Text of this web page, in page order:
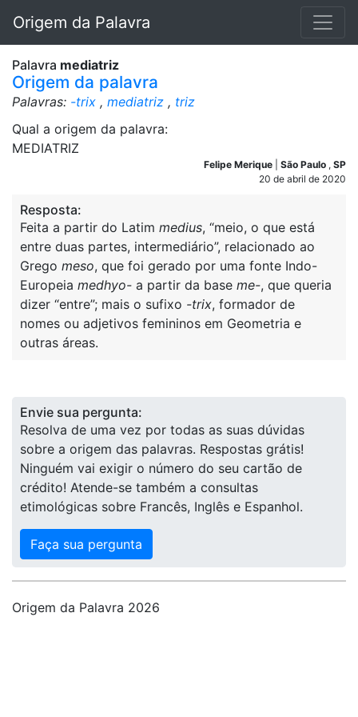
Origem da Palavra
Palavra mediatriz
Origem da palavra
Palavras: -trix , mediatriz , triz
Qual a origem da palavra:
MEDIATRIZ
Felipe Merique São Paulo , SP
20 de abril de 2020
Resposta:
Feita a partir do Latim medius, “meio, o que está
entre duas partes, intermediário”, relacionado ao
Grego meso, que foi gerado por uma fonte Indo-
Europeia medhyo- a partir da base me-, que queria
dizer “entre”; mais o sufixo -trix, formador de
nomes ou adjetivos femininos em Geometria e
outras áreas.
Envie sua pergunta:
Resolva de uma vez por todas as suas dúvidas
sobre a origem das palavras. Respostas grátis!
Ninguém vai exigir o número do seu cartão de
crédito! Atende-se também a consultas
etimológicas sobre Francês, Inglês e Espanhol.
Faça sua pergunta
Origem da Palavra 2026